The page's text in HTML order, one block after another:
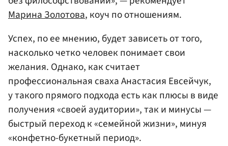
Марина Золотова, коуч по отношениям.
Успех, по ее мнению, будет зависеть от того,
насколько четко человек понимает свои
желания. Однако, как считает
профессиональная сваха Анастасия Евсейчук,
у такого прямого подхода есть как плюсы в виде
получения «своей аудитории», так и минусы —
быстрый переход к «семейной жизни», минуя
«конфетно-букетный период».